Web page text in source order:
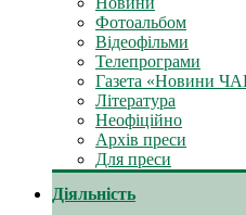
Фотоальбом
Відеофільми
Телепрограми
Газета «Новини
Література
Неофіційно
Архів преси
Для преси
Діяльність